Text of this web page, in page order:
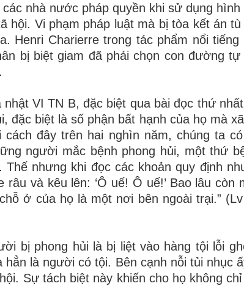
nhà nước pháp quyền khi sử dụng
hội. Vi phạm pháp luật mà bị tòa kết án
. Henri Charierre trong tác phẩm nổi tiếng
bị biệt giam đã phải chọn con đường
VI TN B, đặc biệt qua bài đọc thứ
đặc biệt là số phận bất hạnh của họ mà
đây trên hai nghìn năm, chúng ta
người mắc bệnh phong hủi, một thứ
nhưng khi đọc các khoản quy định
râu và kêu lên: ‘Ô uế! Ô uế!’ Bao lâu
ở của họ là một nơi bên ngoài trại.”
bị phong hủi là bị liệt vào hàng tội lỗi
là người có tội. Bên cạnh nỗi tủi nhục
Sự tách biệt này khiến cho họ không